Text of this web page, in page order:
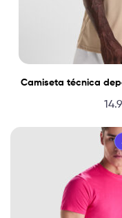
Camiseta técnica